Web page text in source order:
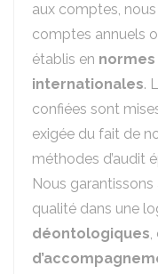
aux comptes,
comptes annuels
établis en
internationales.
confiées sont
exigée du fait de
méthodes d’audit
Nous
qualité dans une
déontologiques,